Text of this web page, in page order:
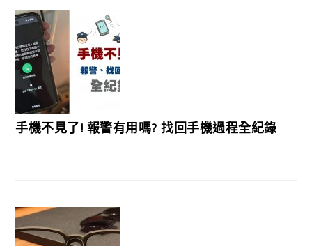
手機不見了! 報警有用嗎? 找回手機過程全紀錄